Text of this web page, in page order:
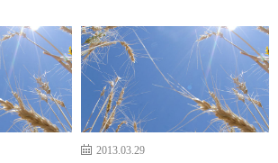
2013.03.29